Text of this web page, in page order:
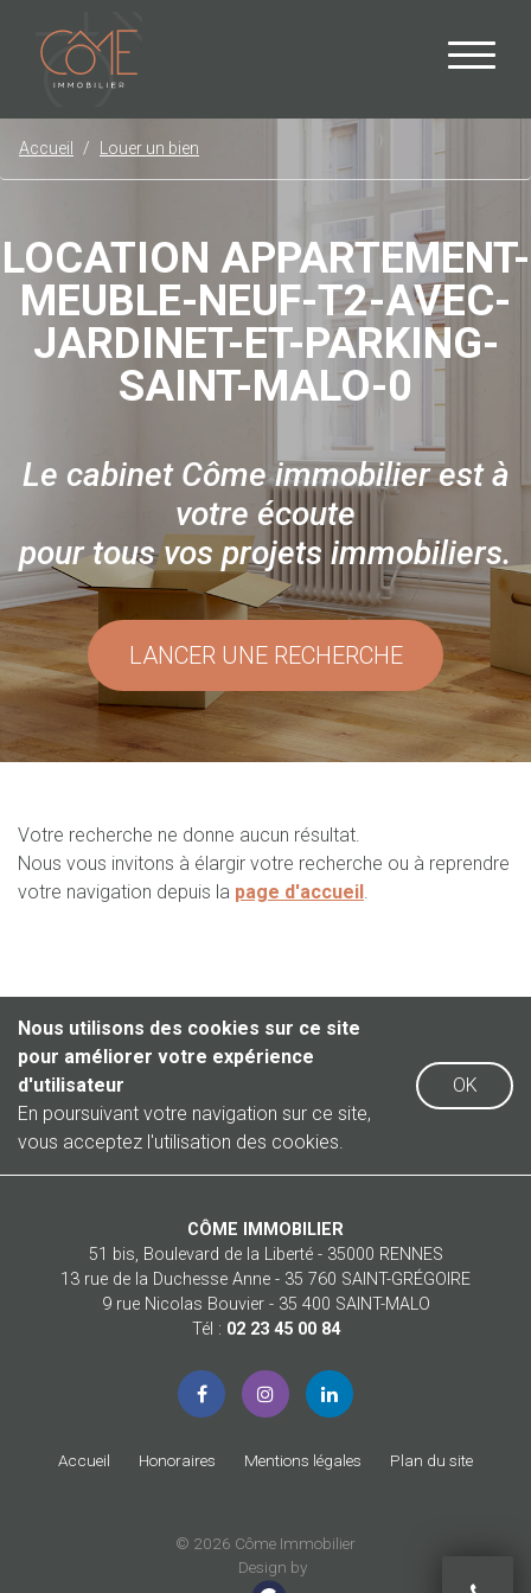
LOCATION APPARTEMENT-
MEUBLE-NEUF-T2-AVEC-
JARDINET-ET-PARKING-
SAINT-MALO-0
Le cabinet Côme immobilier est à
votre écoute
pour tous vos projets immobiliers.
LANCER UNE RECHERCHE
Accueil Louer un bien
Votre recherche ne donne aucun résultat.
Nous vous invitons à élargir votre recherche ou à reprendre
votre navigation depuis la page d'accueil.
Nous utilisons des cookies sur ce site
pour améliorer votre expérience
d'utilisateur
En poursuivant votre navigation sur ce site,
vous acceptez l'utilisation des cookies.
OK
CÔME IMMOBILIER
51 bis, Boulevard de la Liberté - 35000 RENNES
13 rue de la Duchesse Anne - 35 760 SAINT-GRÉGOIRE
9 rue Nicolas Bouvier - 35 400 SAINT-MALO
Tél : 02 23 45 00 84
Accueil Honoraires Mentions légales Plan du site
© 2026 Côme Immobilier
Design by